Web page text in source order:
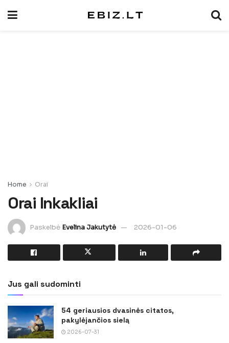
Home Orai
Orai Inkakliai
Paskelbė Evelina Jakutytė 2026-01-06
Jus gali sudominti
54 geriausios dvasinės citatos,
pakylėjančios sielą
2026-07-31